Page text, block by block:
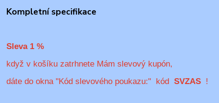
Kompletní specifikace
Sleva 1 %
když v košíku zatrhnete Mám slevový kupón,
dáte do okna "Kód slevového poukazu:" kódSVZAS !